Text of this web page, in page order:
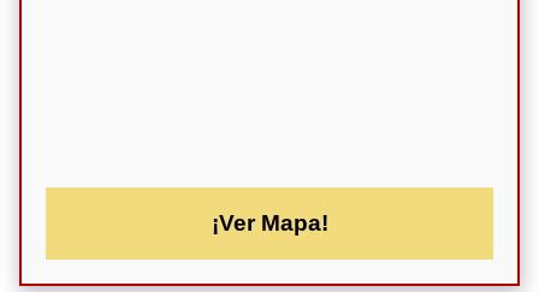
¡Ver Mapa!